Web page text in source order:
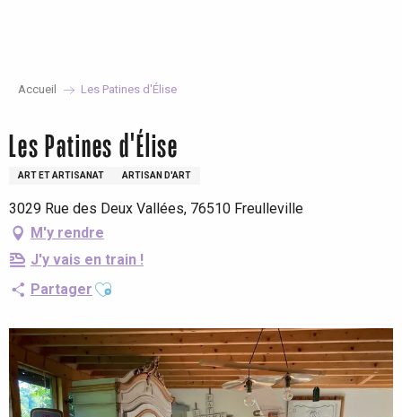
Accueil Les Patines d'Élise
Les Patines d'Élise
ART ET ARTISANAT ARTISAN D'ART
3029 Rue des Deux Vallées, 76510 Freulleville
M'y rendre
J'y vais en train !
Partager Ajouter aux favoris